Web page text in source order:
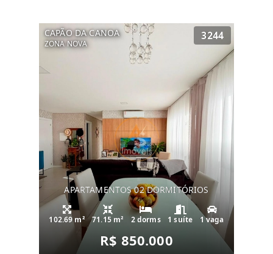
CAPÃO DA CANOA
ZONA NOVA
3244
APARTAMENTOS 02 DORMITÓRIOS
102.69 m² 71.15 m² 2 dorms 1 suíte 1 vaga
R$ 850.000